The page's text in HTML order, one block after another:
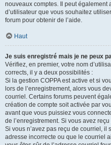
nouveaux comptes. Il peut également
d’utilisateur que vous souhaitez
forum pour obtenir de l’aide.
Haut
Je suis enregistré mais je ne peux
Vérifiez, en premier, votre nom
corrects, il y a deux possibilités :
Si la gestion COPPA est active et si
lors de l’enregistrement, alors vous
courriel. Certains forums peuvent
création de compte soit activée par
avant que vous puissiez vous
de l’enregistrement. Si vous avez
Si vous n’avez pas reçu de courriel, il
adresse incorrecte ou que le courriel